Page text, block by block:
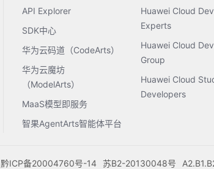
API Explorer
SDK中心
华为云码道（CodeArts）
华为云魔坊
（ModelArts）
MaaS模型即服务
智果AgentArts智能体平台
Huawei Cloud
Experts
Huawei Cloud
Group
Huawei Cloud
Developers
黔ICP备20004760号-14 苏B2-20130048号